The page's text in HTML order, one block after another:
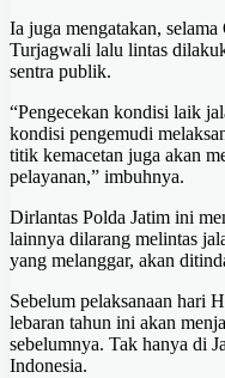
Ia juga mengatakan,
Turjagwali lalu lintas
sentra publik.
“Pengecekan kondisi laik
kondisi pengemudi
titik kemacetan juga akan
pelayanan,” imbuhnya.
Dirlantas Polda Jatim ini
lainnya dilarang melintas
yang melanggar, akan
Sebelum pelaksanaan hari
lebaran tahun ini akan
sebelumnya. Tak hanya di
Indonesia.